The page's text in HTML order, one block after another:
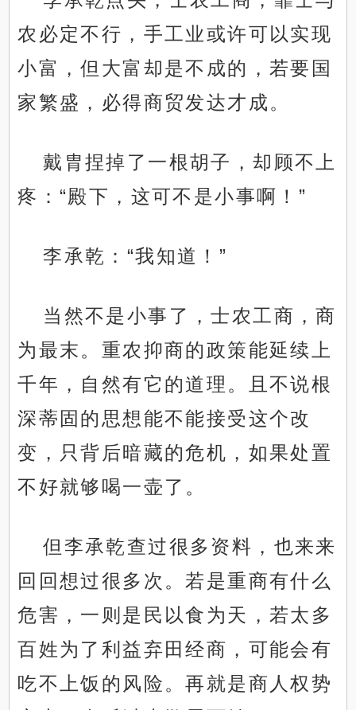
农必定不行，手工业或许可以实现
小富，但大富却是不成的，若要国
家繁盛，必得商贸发达才成。
戴胄捏掉了一根胡子，却顾不上
疼：“殿下，这可不是小事啊！”
李承乾：“我知道！”
当然不是小事了，士农工商，商
为最末。重农抑商的政策能延续上
千年，自然有它的道理。且不说根
深蒂固的思想能不能接受这个改
变，只背后暗藏的危机，如果处置
不好就够喝一壶了。
但李承乾查过很多资料，也来来
回回想过很多次。若是重商有什么
危害，一则是民以食为天，若太多
百姓为了利益弃田经商，可能会有
吃不上饭的风险。再就是商人权势